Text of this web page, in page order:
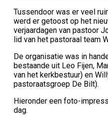
Tussendoor was er veel
werd er getoost op het
verjaardagen van pastoor
lid van het pastoraal team
De organisatie was in
bestaande uit Leo Fijen,
van het kerkbestuur) en
pastoraatsgroep De Bilt).
Hieronder een foto-
dag.